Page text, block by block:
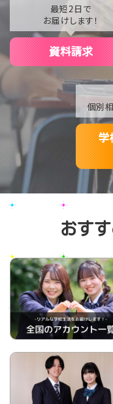
2021
2020
最短2日で
お届けします！
資料請求
個別
学
おす